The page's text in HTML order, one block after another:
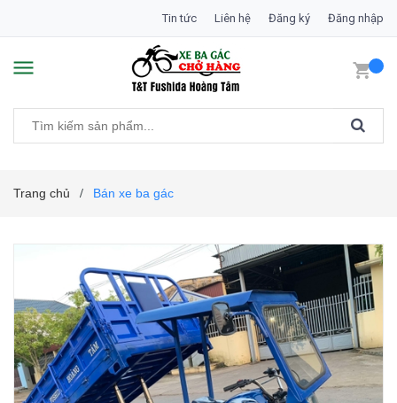
Tin tức Liên hệ Đăng ký Đăng nhập
Trang chủ / Bán xe ba gác